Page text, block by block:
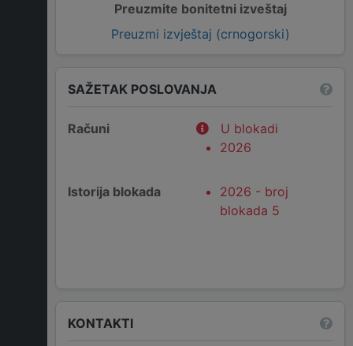
Preuzmite bonitetni izveštaj
Preuzmi izvještaj (crnogorski)
SAŽETAK POSLOVANJA
Računi
U blokadi
2026
Istorija blokada
2026 - broj
blokada 5
KONTAKTI